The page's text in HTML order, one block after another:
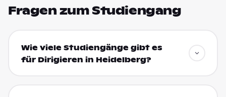
Fragen zum Studiengang
Wie viele Studiengänge gibt es
für Dirigieren in Heidelberg?